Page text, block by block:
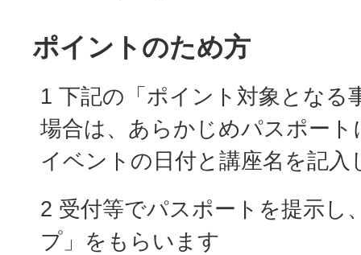
ポイントのため方
1 下記の「ポイント対象となる
場合は、あらかじめパスポート
イベントの日付と講座名を記入
2 受付等でパスポートを提示し
プ」をもらいます